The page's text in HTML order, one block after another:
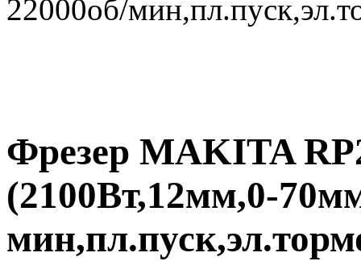
22000об/
Фрезер MAKITA
(2100Вт,12мм,0-